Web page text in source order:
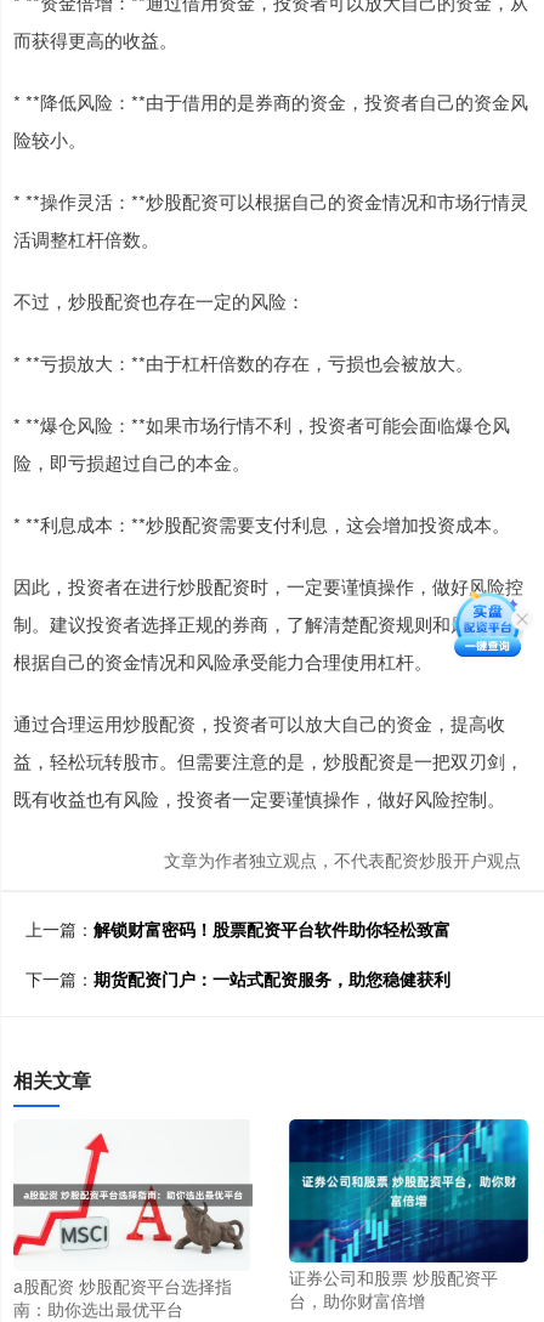
而获得更高的收益。
* **降低风险：**由于借用的是券商的资金，投资者自己的资金风
险较小。
* **操作灵活：**炒股配资可以根据自己的资金情况和市场行情灵
活调整杠杆倍数。
不过，炒股配资也存在一定的风险：
* **亏损放大：**由于杠杆倍数的存在，亏损也会被放大。
* **爆仓风险：**如果市场行情不利，投资者可能会面临爆仓风
险，即亏损超过自己的本金。
* **利息成本：**炒股配资需要支付利息，这会增加投资成本。
因此，投资者在进行炒股配资时，一定要谨慎操作，做好风险控
制。建议投资者选择正规的券商，了解清楚配资规则和风险，并
根据自己的资金情况和风险承受能力合理使用杠杆。
通过合理运用炒股配资，投资者可以放大自己的资金，提高收
益，轻松玩转股市。但需要注意的是，炒股配资是一把双刃剑，
既有收益也有风险，投资者一定要谨慎操作，做好风险控制。
文章为作者独立观点，不代表配资炒股开户观点
上一篇： 解锁财富密码！股票配资平台软件助你轻松致富
下一篇： 期货配资门户：一站式配资服务，助您稳健获利
相关文章
a股配资 炒股配资平台选择指
南：助你选出最优平台
证券公司和股票 炒股配资平
台，助你财富倍增